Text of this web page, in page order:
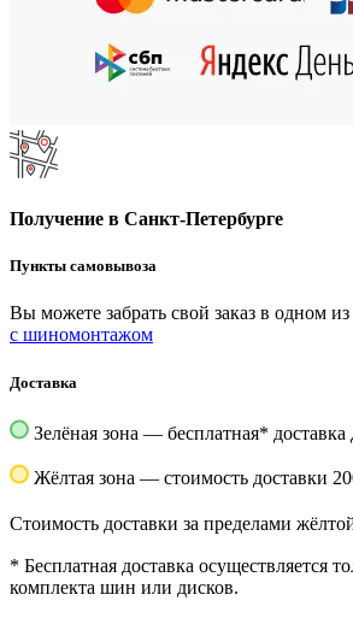
Получение в Санкт-Петербурге
Пункты самовывоза
Вы можете забрать свой заказ в одном из
с шиномонтажом
Доставка
Зелёная зона — бесплатная* доставка
Жёлтая зона — стоимость доставки
Стоимость доставки за пределами
* Бесплатная доставка осуществляется
комплекта шин или дисков.